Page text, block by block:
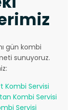
gün kombi
sunuyoruz.
Kombi Servisi
Kombi Servisi
Servisi